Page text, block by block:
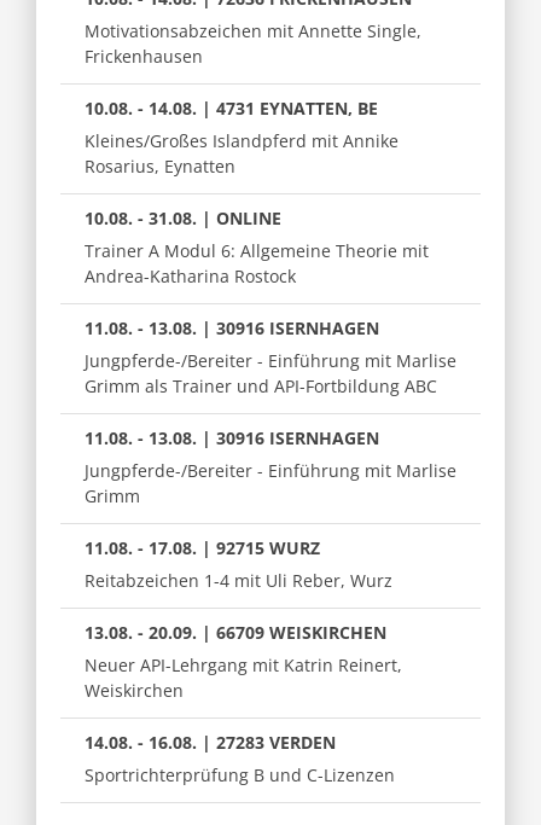
Motivationsabzeichen mit Annette Single,
Frickenhausen
10.08. - 14.08. | 4731 EYNATTEN, BE
Kleines/Großes Islandpferd mit Annike
Rosarius, Eynatten
10.08. - 31.08. | ONLINE
Trainer A Modul 6: Allgemeine Theorie mit
Andrea-Katharina Rostock
11.08. - 13.08. | 30916 ISERNHAGEN
Jungpferde-/Bereiter - Einführung mit Marlise
Grimm als Trainer und API-Fortbildung ABC
11.08. - 13.08. | 30916 ISERNHAGEN
Jungpferde-/Bereiter - Einführung mit Marlise
Grimm
11.08. - 17.08. | 92715 WURZ
Reitabzeichen 1-4 mit Uli Reber, Wurz
13.08. - 20.09. | 66709 WEISKIRCHEN
Neuer API-Lehrgang mit Katrin Reinert,
Weiskirchen
14.08. - 16.08. | 27283 VERDEN
Sportrichterprüfung B und C-Lizenzen